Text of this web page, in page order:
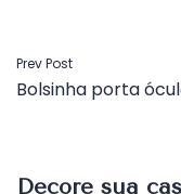
Navegação
de
Prev Post
Bolsinha porta
Decore sua